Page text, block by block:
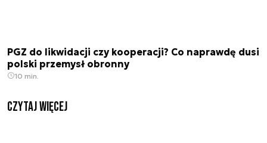
PGZ do likwidacji czy kooperacji? Co naprawdę dusi
polski przemysł obronny
10 min.
czytaj więcej